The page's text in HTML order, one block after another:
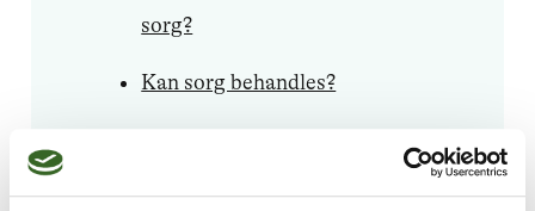
sorg?
Kan sorg behandles?